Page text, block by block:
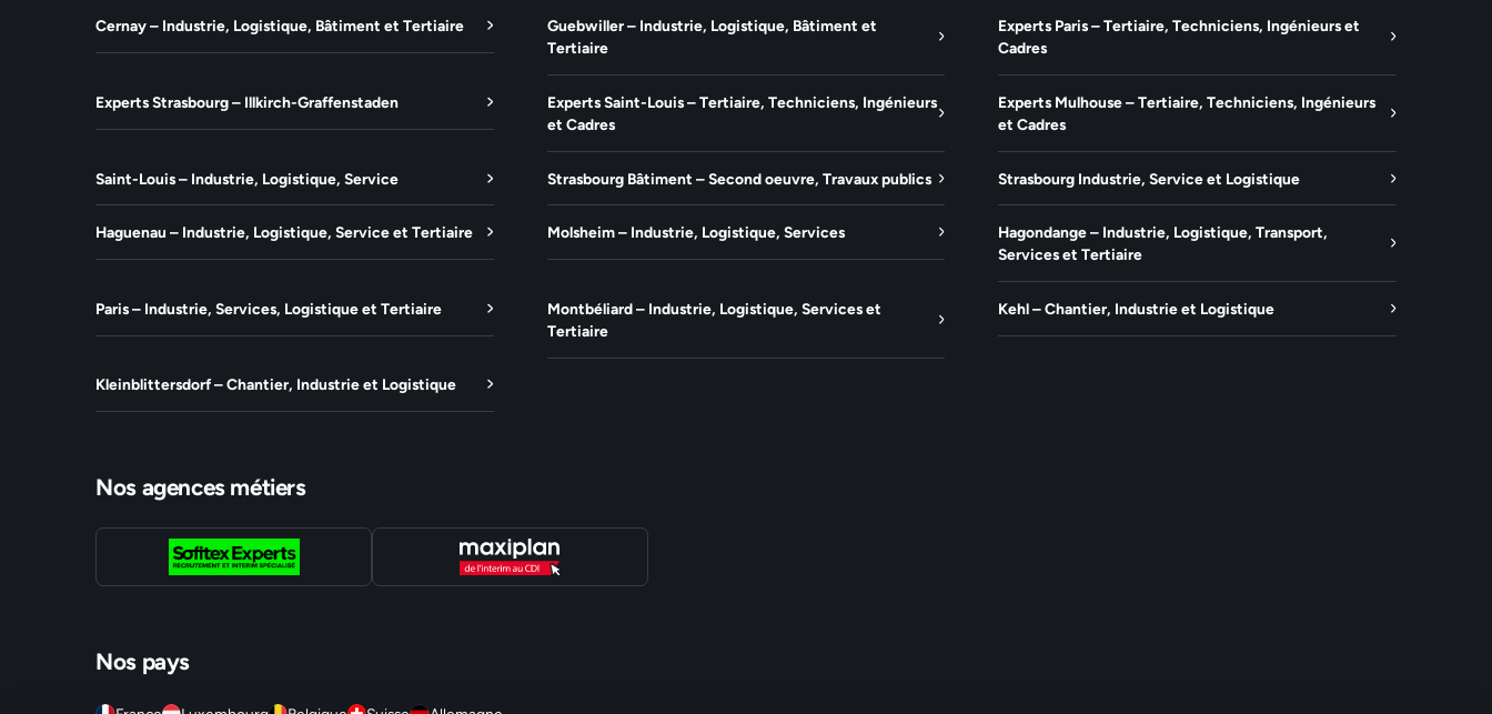
Cernay – Industrie, Logistique, Bâtiment et Tertiaire
Guebwiller – Industrie, Logistique, Bâtiment et
Tertiaire
Experts Paris – Tertiaire, Techniciens, Ingénieurs et
Cadres
Experts Strasbourg – Illkirch-Graffenstaden
Experts Saint-Louis – Tertiaire, Techniciens, Ingénieurs
et Cadres
Experts Mulhouse – Tertiaire, Techniciens, Ingénieurs
et Cadres
Saint-Louis – Industrie, Logistique, Service Strasbourg Bâtiment – Second oeuvre, Travaux publics Strasbourg Industrie, Service et Logistique
Haguenau – Industrie, Logistique, Service et Tertiaire Molsheim – Industrie, Logistique, Services
Hagondange – Industrie, Logistique, Transport,
Services et Tertiaire
Paris – Industrie, Services, Logistique et Tertiaire
Montbéliard – Industrie, Logistique, Services et
Tertiaire
Kehl – Chantier, Industrie et Logistique
Kleinblittersdorf – Chantier, Industrie et Logistique
Nos agences métiers
Nos pays